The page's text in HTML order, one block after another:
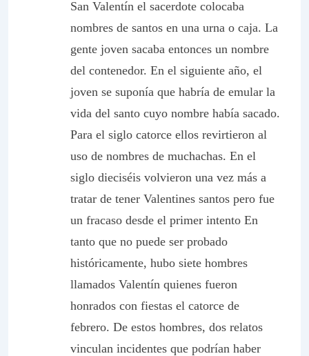
San Valentín el sacerdote colocaba
nombres de santos en una urna o caja. La
gente joven sacaba entonces un nombre
del contenedor. En el siguiente año, el
joven se suponía que habría de emular la
vida del santo cuyo nombre había sacado.
Para el siglo catorce ellos revirtieron al
uso de nombres de muchachas. En el
siglo dieciséis volvieron una vez más a
tratar de tener Valentines santos pero fue
un fracaso desde el primer intento En
tanto que no puede ser probado
históricamente, hubo siete hombres
llamados Valentín quienes fueron
honrados con fiestas el catorce de
febrero. De estos hombres, dos relatos
vinculan incidentes que podrían haber